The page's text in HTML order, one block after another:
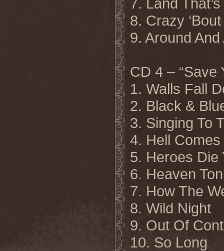
8. Crazy
9. Around
CD 4 – “Save
1. Walls Fall
2. Black &
3. Singing To
4. Hell
5. Heroes Die
6. Heaven
7. How The
8. Wild Night
9. Out Of
10. So Long